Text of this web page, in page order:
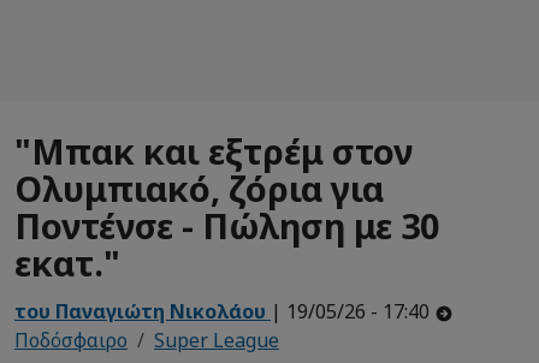
"Μπακ και εξτρέμ στον
Ολυμπιακό, ζόρια για
Ποντένσε - Πώληση με 30
εκατ."
του Παναγιώτη Νικολάου | 19/05/26 - 17:40
Ποδόσφαιρο
Super League